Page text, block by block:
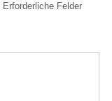
Erforderliche Felder